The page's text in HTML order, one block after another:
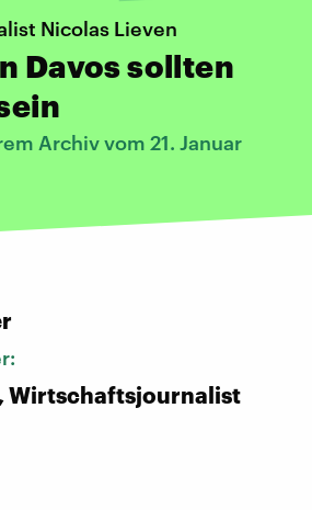
Nicolas Lieven
Davos sollten
Archiv vom 21. Januar
Wirtschaftsjournalist